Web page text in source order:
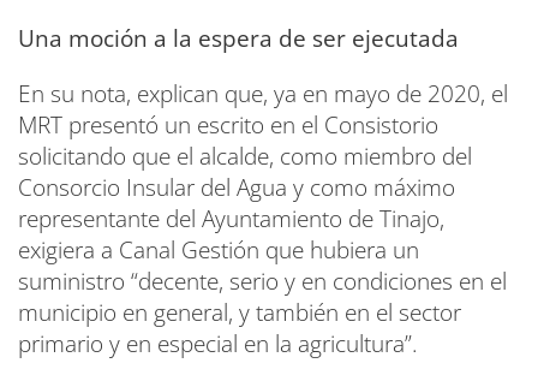
Una moción a la espera de ser ejecutada
En su nota, explican que, ya en mayo de 2020, el
MRT presentó un escrito en el Consistorio
solicitando que el alcalde, como miembro del
Consorcio Insular del Agua y como máximo
representante del Ayuntamiento de Tinajo,
exigiera a Canal Gestión que hubiera un
suministro “decente, serio y en condiciones en el
municipio en general, y también en el sector
primario y en especial en la agricultura”.